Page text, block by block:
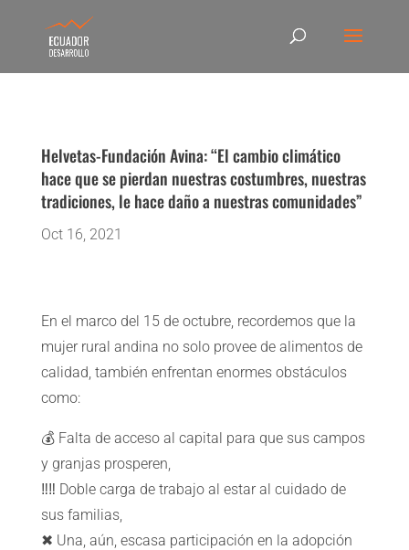
Helvetas-Fundación Avina: “El cambio climático
hace que se pierdan nuestras costumbres, nuestras
tradiciones, le hace daño a nuestras comunidades”
Oct 16, 2021
En el marco del 15 de octubre, recordemos que la
mujer rural andina no solo provee de alimentos de
calidad, también enfrentan enormes obstáculos
como:
💰 Falta de acceso al capital para que sus campos
y granjas prosperen,
‼‼ Doble carga de trabajo al estar al cuidado de
sus familias,
✖ Una, aún, escasa participación en la adopción